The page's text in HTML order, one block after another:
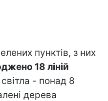
пунктів, з них
18 ліній
світла - понад 8
дерева